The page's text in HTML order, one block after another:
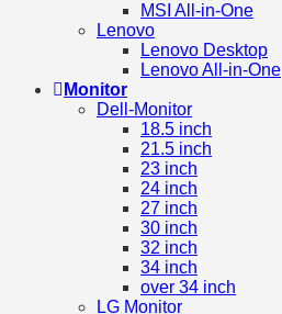
MSI All-in-One
Lenovo
Lenovo Desktop
Lenovo All-in-One
Monitor
Dell-Monitor
18.5 inch
21.5 inch
23 inch
24 inch
27 inch
30 inch
32 inch
34 inch
over 34 inch
LG Monitor